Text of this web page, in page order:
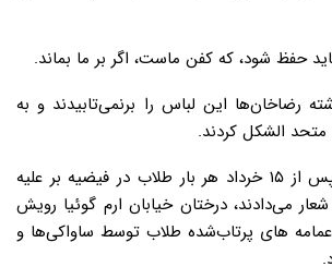
رضاخان‌ها این لباس را برنمی‌تابیدند و به
الشکل کردند.
۵. به خاطر دارم که پس از ۱۵ خرداد هر بار طلاب در فیضیه بر علیه
می‌دادند، درختان خیابان ارم گوئیا رویش
های پرتاب‌شده طلاب توسط ساواکی‌ها و